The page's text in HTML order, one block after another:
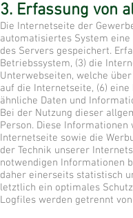
3. Erfassung von
Die Internetseite der
automatisiertes System
des Servers gespeichert.
Betriebssystem, (3) die
Unterwebseiten, welche
auf die Internetseite, (6)
ähnliche Daten und
Bei der Nutzung dieser
Person. Diese
Internetseite sowie die
der Technik unserer
notwendigen Informationen
daher einerseits statistisch
letztlich ein optimales
Logfiles werden getrennt